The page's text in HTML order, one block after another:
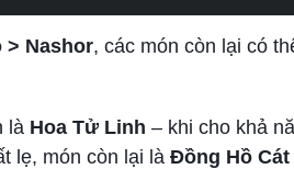
> Nashor, các món còn lại có
là Hoa Tử Linh – khi cho khả
lẹ, món còn lại là Đồng Hồ